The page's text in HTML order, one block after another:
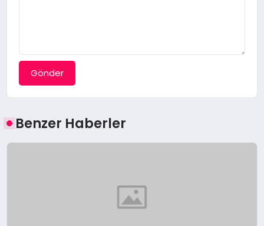
Gönder
Benzer Haberler